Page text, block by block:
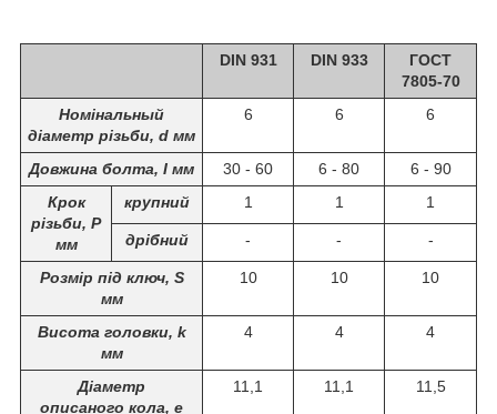
DIN 931 DIN 933
ГОСТ
7805-70
Номінальный
діаметр різьби, d мм
6 6 6
Довжина болта, I мм 30 - 60 6 - 80
6 - 90
Крок
різьби, Р
мм
крупний 1 1 1
дрібний - - -
Розмір під ключ, S
мм
10 10 10
Висота головки, k
мм
4 4 4
Діаметр
описаного кола, е
11,1 11,1 11,5